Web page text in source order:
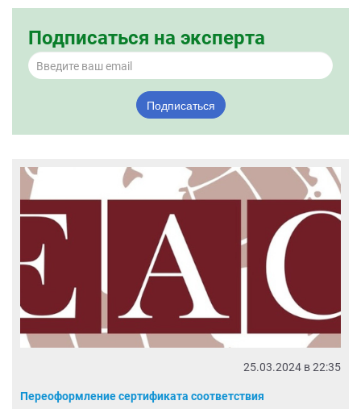
Подписаться на эксперта
Подписаться
25.03.2024 в 22:35
Переоформление сертификата соответствия